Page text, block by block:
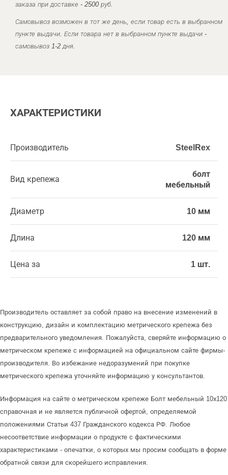
заказа при доставке - 2500 руб.
Самовывоз возможен в тот же день, если товар есть в выбранном
пункте выдачи. Если товара нет в выбранном пункте выдачи -
самовывоз 1-2 дня.
ХАРАКТЕРИСТИКИ
Производитель SteelRex
Вид крепежа
болт
мебельный
Диаметр 10 мм
Длина 120 мм
Цена за 1 шт.
Производитель оставляет за собой право на внесение изменений в
конструкцию, дизайн и комплектацию метрического крепежа без
предварительного уведомления. Пожалуйста, сверяйте информацию о
метрическом крепеже с информацией на официальном сайте фирмы-
производителя. Во избежание недоразумений при покупке
метрического крепежа уточняйте информацию у консультантов.
Информация на сайте о метрическом крепеже Болт мебельный 10х120
справочная и не является публичной офертой, определяемой
положениями Статьи 437 Гражданского кодекса РФ. Любое
несоответствие информации о продукте с фактическими
характеристиками - опечатки, о которых мы просим сообщать в форме
обратной связи для скорейшего исправления.